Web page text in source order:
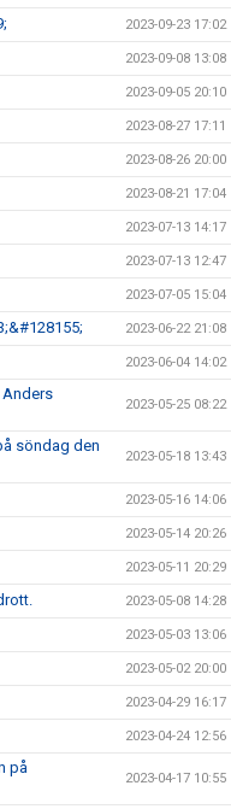
2023-09-23 17:02
2023-09-08 13:08
2023-09-05 20:10
2023-08-27 17:11
2023-08-26 20:00
2023-08-21 17:04
2023-07-13 14:17
2023-07-13 12:47
2023-07-05 15:04
2023-06-22 21:08
2023-06-04 14:02
2023-05-25 08:22
söndag den
2023-05-18 13:43
2023-05-16 14:06
2023-05-14 20:26
2023-05-11 20:29
2023-05-08 14:28
2023-05-03 13:06
2023-05-02 20:00
2023-04-29 16:17
2023-04-24 12:56
på
2023-04-17 10:55